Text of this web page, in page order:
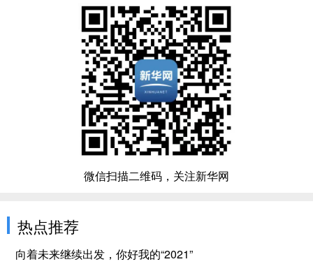
微信扫描二维码，关注新华网
热点推荐
向着未来继续出发，你好我的“2021”